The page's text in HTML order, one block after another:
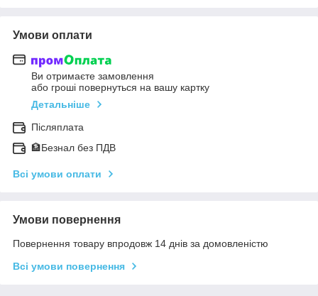
Умови оплати
Ви отримаєте замовлення
або гроші повернуться на вашу картку
Детальніше
Післяплата
🏦Безнал без ПДВ
Всі умови оплати
Умови повернення
Повернення товару впродовж 14 днів за домовленістю
Всі умови повернення